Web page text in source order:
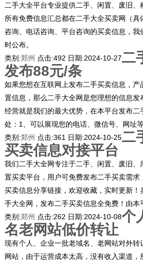
二手大全平台专业提供二手、闲置、废旧、
所有免费信息汇总都在二手大全买卖网（
咨询、电话咨询、平台咨询的买卖信息，我
时公布。
类别:郑州 点击:492 日期:2024-10-27二
发布88元/条
如果您想在互联网上发布二手买卖信息，产
置信息，那么二手大全网是您理想的信息发
经营就是我们的最大优势，在本平台发布
处：1、可以展现您的电话、微信号、网址
类别:郑州 点击:361 日期:2024-10-25二
买卖信息对接平台
我们二手大全网专注于二手、闲置、废旧、
置买卖平台，用户可免费发布二手买卖需
买卖信息分享链接，欢迎收藏，实时更新！
手大全网，发布二手买卖信息全免费！由本
类别:郑州 点击:262 日期:2024-10-08个
名老网站低价转让
现有个人、企业一批老域名、老网站对外转
网站，由于运营成本太高，没有收入渠道